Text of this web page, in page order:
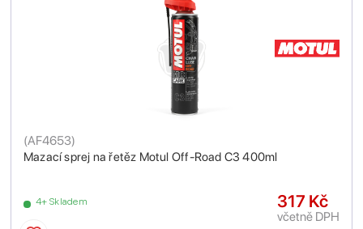
Mazací sprej na řetěz Motul Off-Road C3 400ml
(AF4653)
4+ Skladem 317 Kč
včetně DPH